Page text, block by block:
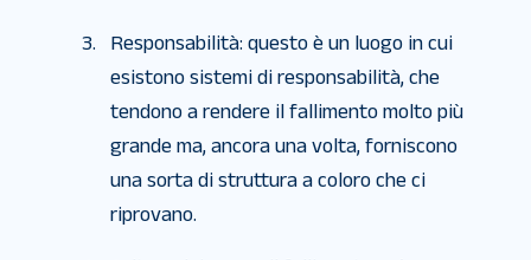
Responsabilità: questo è un luogo in cui
esistono sistemi di responsabilità, che
tendono a rendere il fallimento molto più
grande ma, ancora una volta, forniscono
una sorta di struttura a coloro che ci
riprovano.